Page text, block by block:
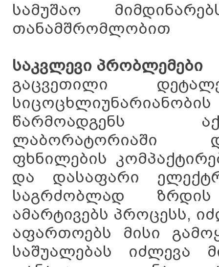
სამუშაო
თანამშრომლობით
საკვლევი პრობლემები
გაცვეთილი
წარმოადგენს
ლაბორატორიაში
ფხნილების
და დასაფარი
საგრძობლად
ამარტივებს პროცესს,
აფართოებს მისი
საშუალებას იძლევა